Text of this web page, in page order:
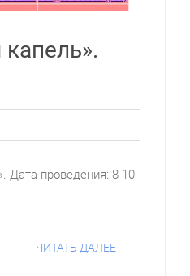
Дата проведения: 8-10
ЧИТАТЬ ДАЛЕЕ